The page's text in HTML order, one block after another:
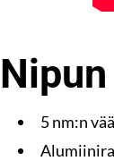
5 nm:n